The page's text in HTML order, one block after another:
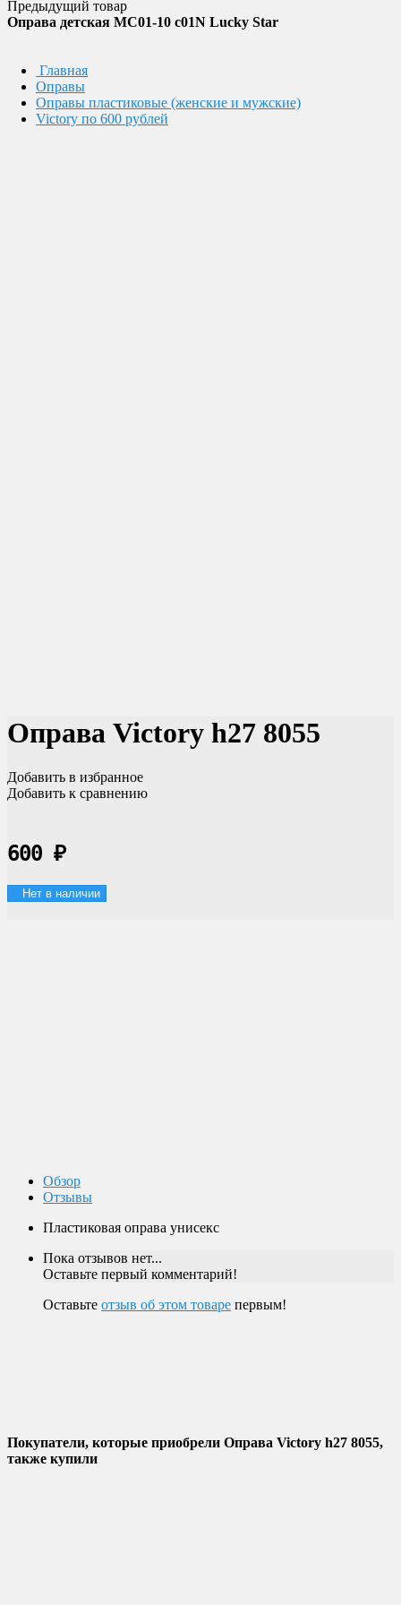
Предыдущий товар
Оправа детская MC01-10 c01N Lucky Star
Главная
Оправы
Оправы пластиковые (женские и мужские)
Victory по 600 рублей
Оправа Victory h27 8055
Добавить в избранное
Добавить к сравнению
600 ₽
Нет в наличии
Обзор
Отзывы
Пластиковая оправа унисекс
Пока отзывов нет...
Оставьте первый комментарий!
Оставьте отзыв об этом товаре первым!
Покупатели, которые приобрели Оправа Victory h27 8055,
также купили